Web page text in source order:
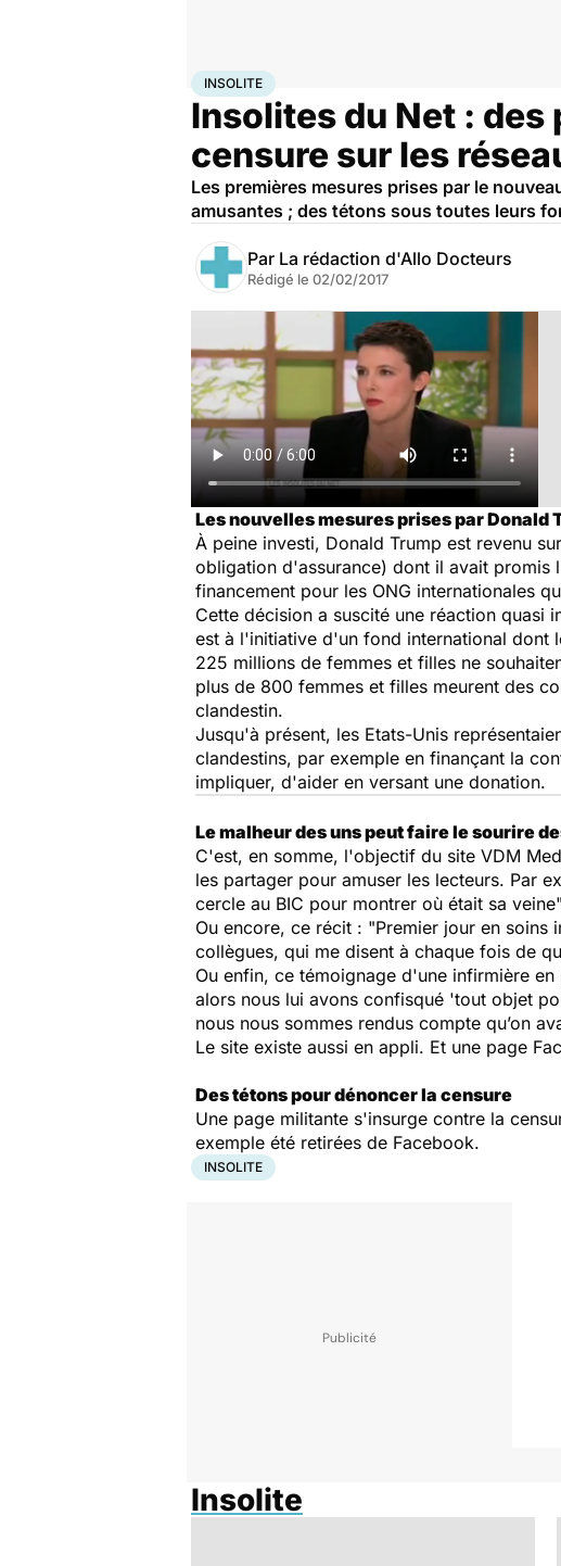
AccueilSantéInsolite
INSOLITE
Insolites du Net :
censure sur les
Les premières mesures prises par le
amusantes ; des tétons sous toutes leurs
Par La rédaction d'Allo Docteurs
Rédigé le 02/02/2017
Les nouvelles mesures prises par Donald
À peine investi, Donald Trump est revenu
obligation d'assurance) dont il avait promis
financement pour les ONG internationales
Cette décision a suscité une réaction quasi
est à l'initiative d'un fond international dont
225 millions de femmes et filles ne
plus de 800 femmes et filles meurent des
clandestin.
Jusqu'à présent, les Etats-Unis
clandestins, par exemple en finançant la
impliquer, d'aider en versant une donation.
Le malheur des uns peut faire le sourire
C'est, en somme, l'objectif du site VDM
les partager pour amuser les lecteurs. Par
cercle au BIC pour montrer où était sa
Ou encore, ce récit : "Premier jour en soins
collègues, qui me disent à chaque fois de
Ou enfin, ce témoignage d'une infirmière
alors nous lui avons confisqué 'tout objet
nous nous sommes rendus compte qu’on
Le site existe aussi en appli. Et une page
Des tétons pour dénoncer la censure
Une page militante s'insurge contre la
exemple été retirées de Facebook.
INSOLITE
Insolite